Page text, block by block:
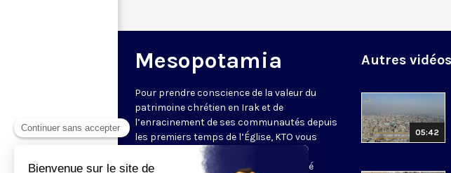
Mesopotamia
Pour prendre conscience de la valeur du
patrimoine chrétien en Irak et de
l’enracinement de ses communautés depuis
les premiers temps de l’Église, KTO vous
invite à partir à la découverte d’un site
exceptionnel, haut-lieu de la spiritualité
Autres
05:42